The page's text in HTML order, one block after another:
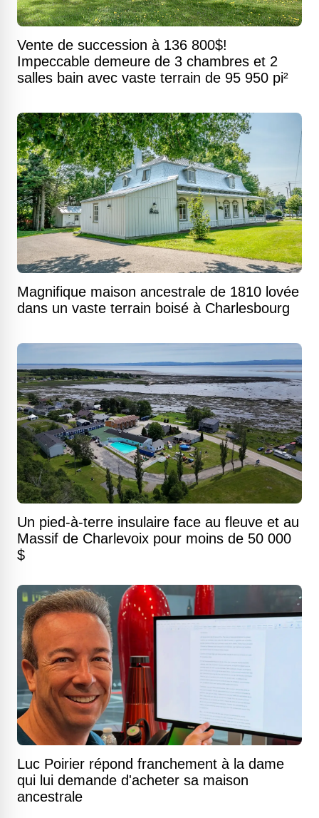
Vente de succession à 136 800$!
Impeccable demeure de 3 chambres et 2
salles bain avec vaste terrain de 95 950 pi²
Magnifique maison ancestrale de 1810 lovée
dans un vaste terrain boisé à Charlesbourg
Un pied-à-terre insulaire face au fleuve et au
Massif de Charlevoix pour moins de 50 000
$
Luc Poirier répond franchement à la dame
qui lui demande d'acheter sa maison
ancestrale